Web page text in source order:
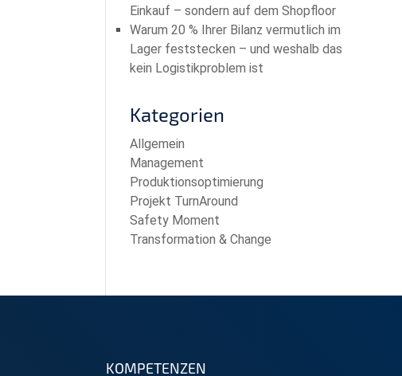
Einkauf – sondern auf dem Shopfloor
Warum 20 % Ihrer Bilanz vermutlich im
Lager feststecken – und weshalb das
kein Logistikproblem ist
Kategorien
Allgemein
Management
Produktionsoptimierung
Projekt TurnAround
Safety Moment
Transformation & Change
KOMPETENZEN